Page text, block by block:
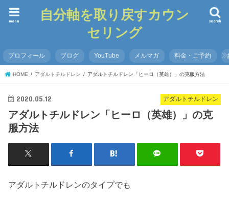
自分軸を取り戻すカウン
セリング
search
menu
プロフィール ブログ YouTube メルマガ 料金・ご予約
HOME アダルトチルドレン アダルトチルドレン「ヒーロ（英雄）」の克服方法
アダルトチルドレン
2020.05.12
アダルトチルドレン「ヒーロ（英雄）」の克
服方法
アダルトチルドレンのタイプでも